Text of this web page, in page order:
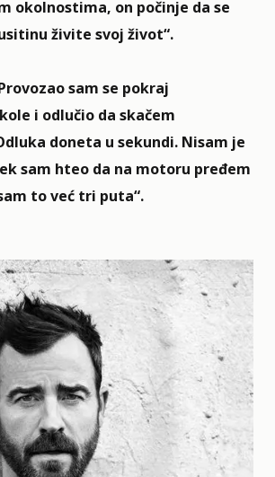
okolnostima, on počinje da se
živite svoj život“.
sam se pokraj
i odlučio da skačem
doneta u sekundi. Nisam je
sam hteo da na motoru pređem
to već tri puta“.